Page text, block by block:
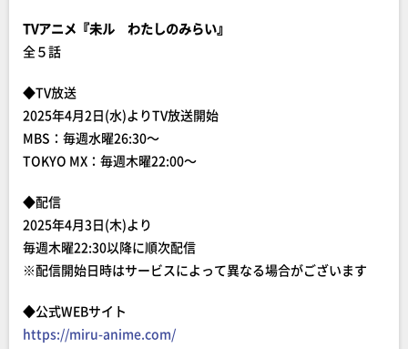
TVアニメ『未ル わたしのみらい』
全５話
◆TV放送
2025年4月2日(水)よりTV放送開始
MBS：毎週水曜26:30～
TOKYO MX：毎週木曜22:00～
◆配信
2025年4月3日(木)より
毎週木曜22:30以降に順次配信
※配信開始日時はサービスによって異なる場合がございます
◆公式WEBサイト
https://miru-anime.com/